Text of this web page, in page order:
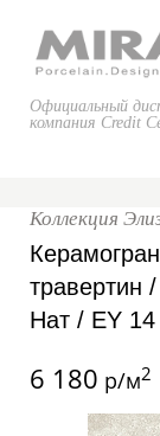
Официальный
компания Credit
Коллекция
травертин
Нат / EY 14
6 180 р/м2